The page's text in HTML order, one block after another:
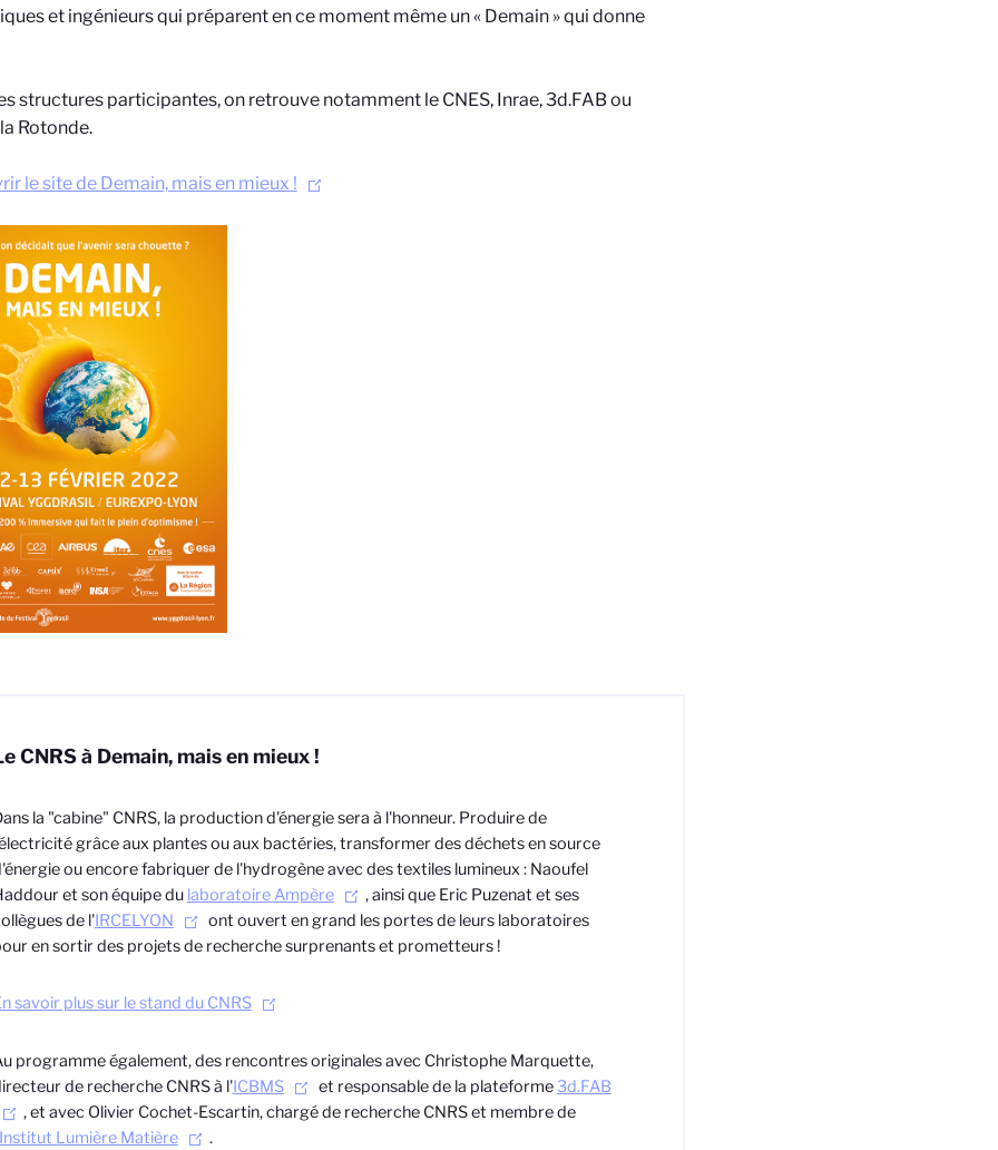
et ingénieurs qui préparent en ce moment même un « Demain » qui donne
structures participantes, on retrouve notamment le CNES, Inrae, 3d.FAB ou
Rotonde.
le site de Demain, mais en mieux !
CNRS à Demain, mais en mieux !
la "cabine" CNRS, la production d'énergie sera à l'honneur. Produire de
grâce aux plantes ou aux bactéries, transformer des déchets en source
ou encore fabriquer de l'hydrogène avec des textiles lumineux : Naoufel
et son équipe du laboratoire Ampère
, ainsi que Eric Puzenat et ses
de l'IRCELYON
ont ouvert en grand les portes de leurs laboratoires
en sortir des projets de recherche surprenants et prometteurs !
savoir plus sur le stand du CNRS
programme également, des rencontres originales avec Christophe Marquette,
de recherche CNRS à l'ICBMS et responsable de la plateforme 3d.FAB
, et avec Olivier Cochet-Escartin, chargé de recherche CNRS et membre de
Lumière Matière .